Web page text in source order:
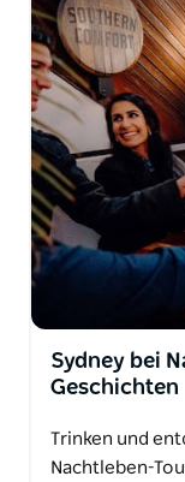
Sydney bei
Geschichten
Trinken und
Nachtleben-